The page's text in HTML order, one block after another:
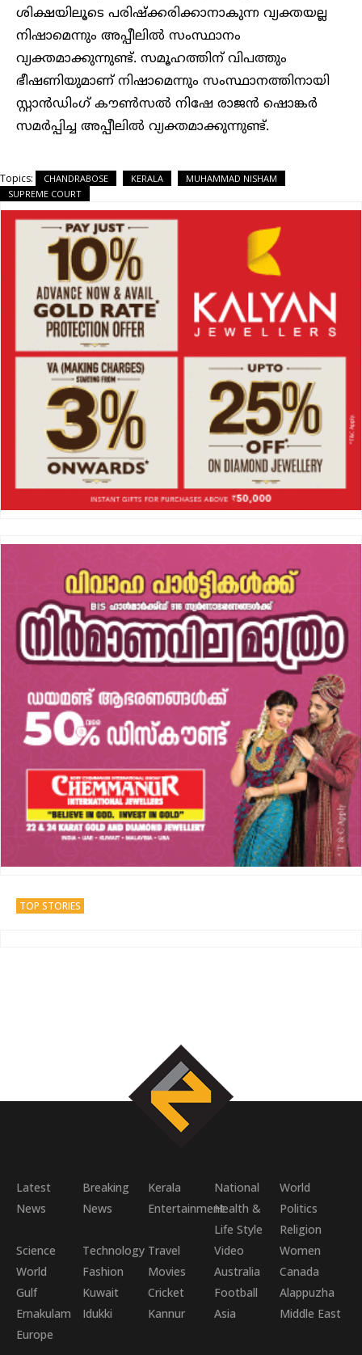
ശിക്ഷയിലൂടെ പരിഷ്ക്കരിക്കാനാകുന്ന വ്യക്തയല്ല
നിഷാമെന്നും അപ്പീലിൽ സംസ്ഥാനം
വ്യക്തമാക്കുന്നുണ്ട്. സമൂഹത്തിന് വിപത്തും
ഭീഷണിയുമാണ് നിഷാമെന്നും സംസ്ഥാനത്തിനായി
സ്റ്റാൻഡിംഗ് കൗൺസൽ നിഷേ രാജൻ ഷൊങ്കർ
സമർപ്പിച്ച അപ്പീലിൽ വ്യക്തമാക്കുന്നുണ്ട്.
Topics: CHANDRABOSE KERALA
MUHAMMAD NISHAM
SUPREME COURT
TOP STORIES
Latest
News
Breaking
News
Kerala National
World
EntertainmentHealth &
Life Style
Politics
Religion
Science
World
Technology Travel Video
Women
Fashion
Movies Australia
Canada
Gulf
Kuwait Cricket Football
Alappuzha
Ernakulam
Idukki Kannur Asia
Middle East
Europe